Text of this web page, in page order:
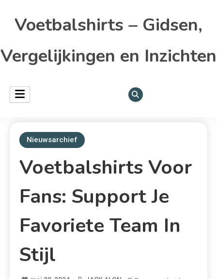
Voetbalshirts – Gidsen,
Vergelijkingen en Inzichten
Nieuwsarchief
Voetbalshirts Voor
Fans: Support Je
Favoriete Team In
Stijl